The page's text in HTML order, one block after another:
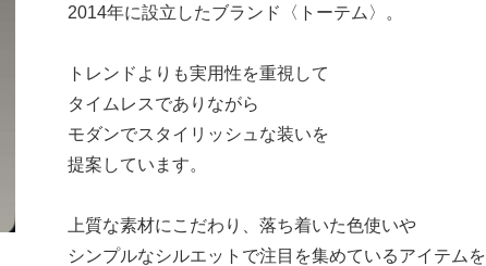
2014年に設立したブランド〈トーテム〉。
トレンドよりも実用性を重視して
タイムレスでありながら
モダンでスタイリッシュな装いを
提案しています。
上質な素材にこだわり、落ち着いた色使いや
シンプルなシルエットで注目を集めているアイテムを